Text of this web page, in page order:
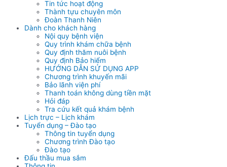
Tin tức hoạt động
Thành tựu chuyên môn
Đoàn Thanh Niên
Dành cho khách hàng
Nội quy bệnh viện
Quy trình khám chữa bệnh
Quy định thăm nuôi bệnh
Quy định Bảo hiểm
HƯỚNG DẪN SỬ DỤNG APP
Chương trình khuyến mãi
Bảo lãnh viện phí
Thanh toán không dùng tiền mặt
Hỏi đáp
Tra cứu kết quả khám bệnh
Lịch trực – Lịch khám
Tuyển dụng – Đào tạo
Thông tin tuyển dụng
Chương trình Đào tạo
Đào tạo
Đấu thầu mua sắm